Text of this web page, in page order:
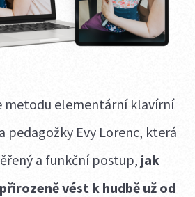
metodu elementární klavírní
pedagožky Evy Lorenc, která
a funkční postup, jak
vést k hudbě už od